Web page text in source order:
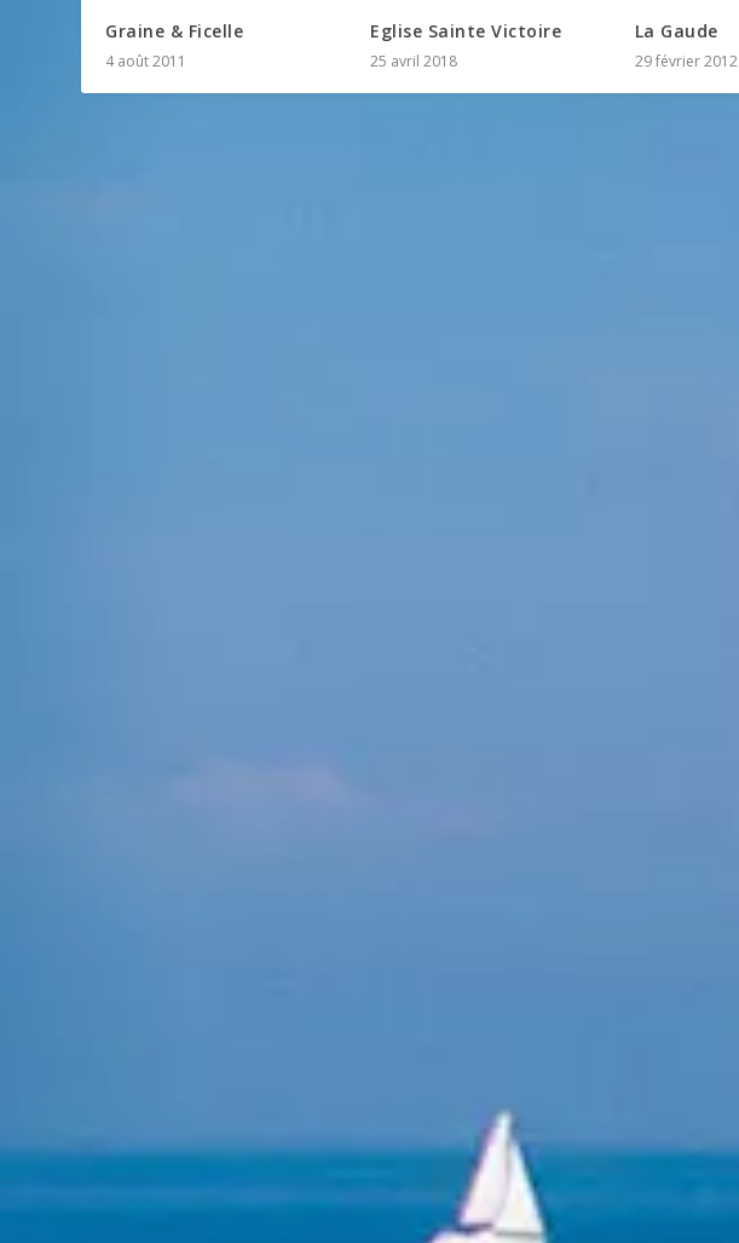
Graine & Ficelle
4 août 2011
Eglise Sainte Victoire
25 avril 2018
La Gaude
29 février 2012